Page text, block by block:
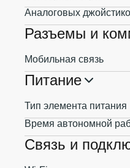
Аналоговых
Разъемы и
Мобильная связь
Питание
Тип элемента питания
Время автономной
Связь и